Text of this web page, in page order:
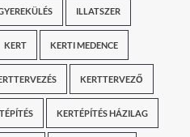
ILLATSZER
KERT KERTI MEDENCE
KERTTERVEZŐ
KERTÉPÍTÉS HÁZILAG